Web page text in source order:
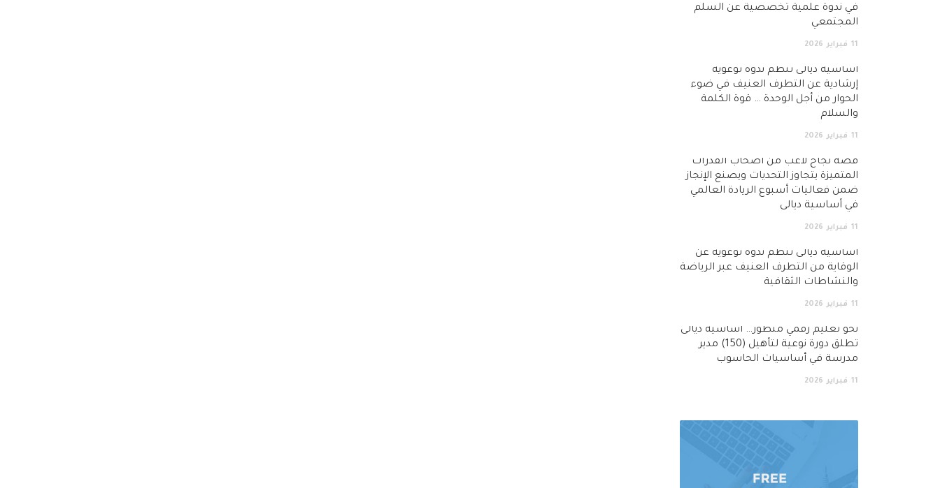
في ندوة علمية تخصصية عن السلم
المجتمعي
11 فبراير 2026
أساسية ديالى تنظم ندوة توعوية
إرشادية عن التطرف العنيف في ضوء
الحوار من أجل الوحدة … قوة الكلمة
والسلام
11 فبراير 2026
قصة نجاح لاعب من أصحاب القدرات
المتميزة يتجاوز التحديات ويصنع الإنجاز
ضمن فعاليات أسبوع الريادة العالمي
في أساسية ديالى
11 فبراير 2026
أساسية ديالى تنظم ندوة توعوية عن
الوقاية من التطرف العنيف عبر الرياضة
والنشاطات الثقافية
11 فبراير 2026
نحو تعليم رقمي متطور… اساسية ديالى
تطلق دورة نوعية لتأهيل (150) مدير
مدرسة في أساسيات الحاسوب
11 فبراير 2026